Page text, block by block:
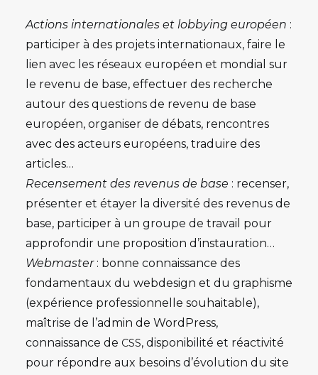
Actions internationales et lobbying européen :
participer à des projets internationaux, faire le
lien avec les réseaux européen et mondial sur
le revenu de base, effectuer des recherche
autour des questions de revenu de base
européen, organiser de débats, rencontres
avec des acteurs européens, traduire des
articles…
Recensement des revenus de base : recenser,
présenter et étayer la diversité des revenus de
base, participer à un groupe de travail pour
approfondir une proposition d’instauration…
Webmaster: bonne connaissance des
fondamentaux du webdesign et du graphisme
(expérience professionnelle souhaitable),
maîtrise de l’admin de WordPress,
connaissance de CSS, disponibilité et réactivité
pour répondre aux besoins d’évolution du site